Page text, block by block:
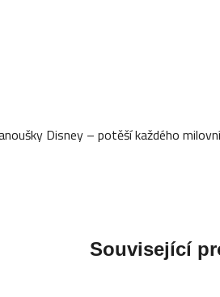
Disney – potěší každého
Související